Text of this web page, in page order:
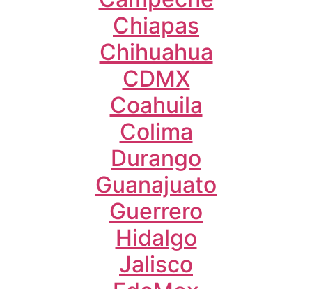
Chiapas
Chihuahua
CDMX
Coahuila
Colima
Durango
Guanajuato
Guerrero
Hidalgo
Jalisco